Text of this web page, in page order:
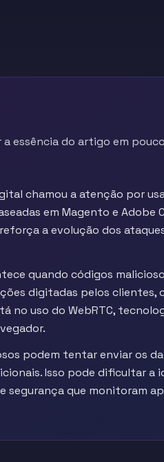
essência do artigo em
chamou a atenção por
em Magento e Adobe
a evolução dos
quando códigos
digitadas pelos clientes,
no uso do WebRTC,
podem tentar enviar os
Isso pode dificultar
segurança que monitoram